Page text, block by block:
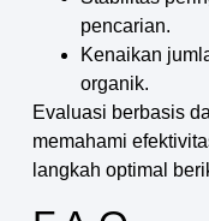
pencarian.
Kenaikan
organik.
Evaluasi berbasis
memahami
langkah optimal